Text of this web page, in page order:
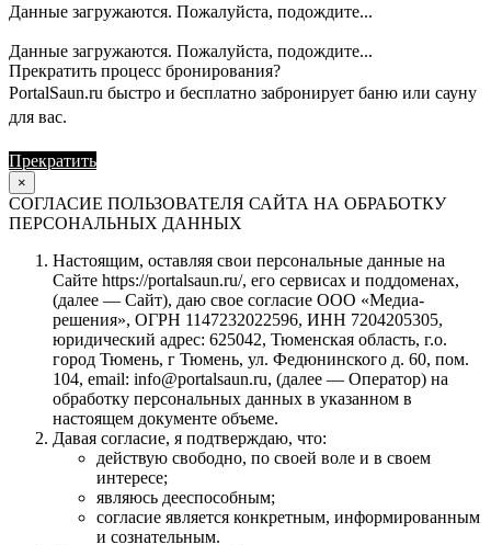
Данные загружаются. Пожалуйста, подождите...
Данные загружаются. Пожалуйста, подождите...
Прекратить процесс бронирования?
PortalSaun.ru быстро и бесплатно забронирует баню или сауну
для вас.
Прекратить
×
СОГЛАСИЕ ПОЛЬЗОВАТЕЛЯ САЙТА НА ОБРАБОТКУ
ПЕРСОНАЛЬНЫХ ДАННЫХ
Настоящим, оставляя свои персональные данные на
Сайте https://portalsaun.ru/, его сервисах и поддоменах,
(далее — Сайт), даю свое согласие ООО «Медиа-
решения», ОГРН 1147232022596, ИНН 7204205305,
юридический адрес: 625042, Тюменская область, г.о.
город Тюмень, г Тюмень, ул. Федюнинского д. 60, пом.
104, email: info@portalsaun.ru, (далее — Оператор) на
обработку персональных данных в указанном в
настоящем документе объеме.
Давая согласие, я подтверждаю, что:
действую свободно, по своей воле и в своем
интересе;
являюсь дееспособным;
согласие является конкретным, информированным
и сознательным.